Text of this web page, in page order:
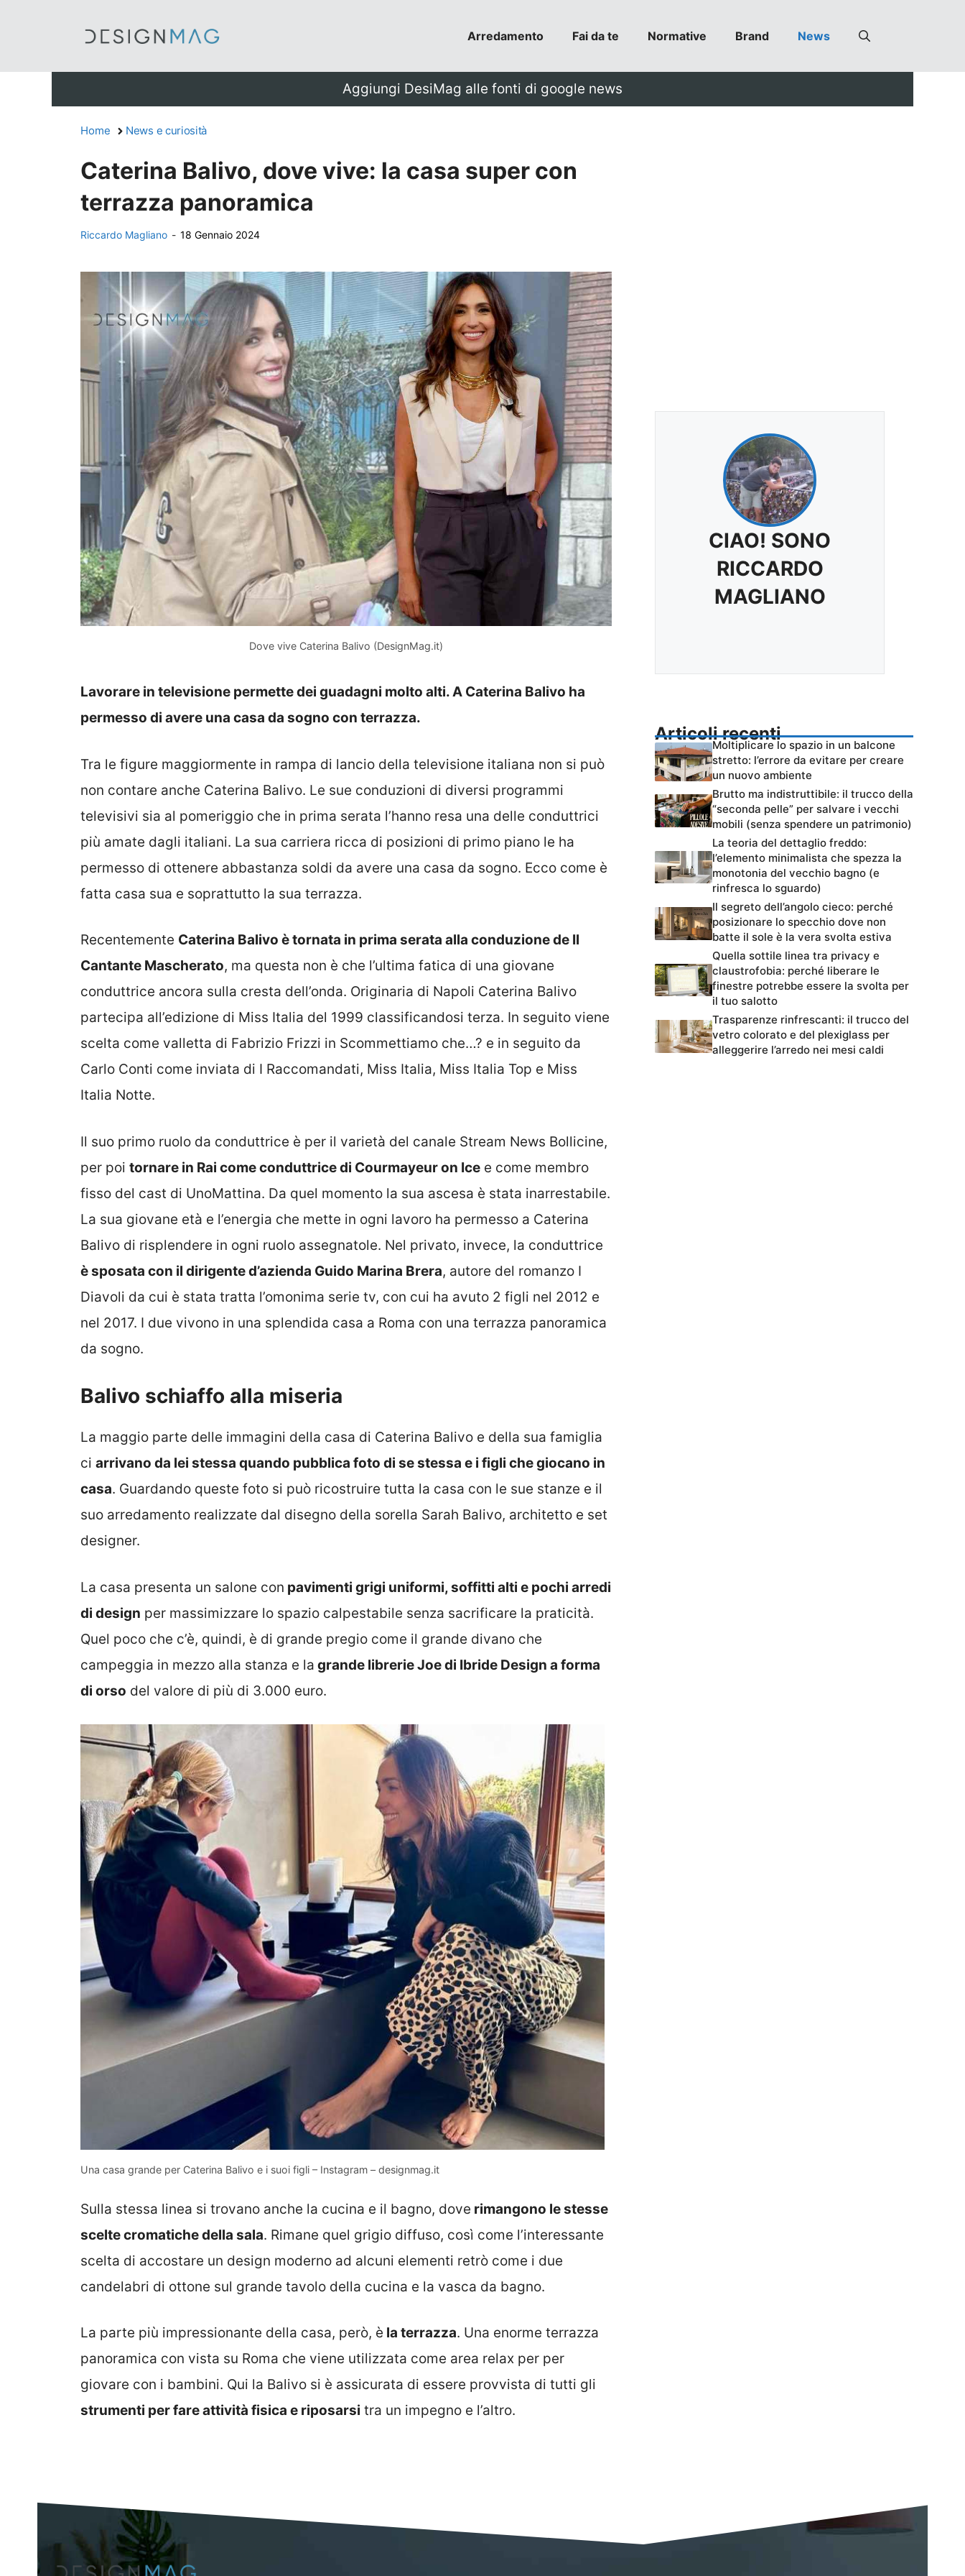
Arredamento Fai da te Normative Brand News
Aggiungi DesiMag alle fonti di google news
Home News e curiosità
Caterina Balivo, dove vive: la casa super con
terrazza panoramica
Riccardo Magliano - 18 Gennaio 2024
Dove vive Caterina Balivo (DesignMag.it)
Lavorare in televisione permette dei guadagni molto alti. A Caterina Balivo ha
permesso di avere una casa da sogno con terrazza.
Tra le figure maggiormente in rampa di lancio della televisione italiana non si può
non contare anche Caterina Balivo. Le sue conduzioni di diversi programmi
televisivi sia al pomeriggio che in prima serata l’hanno resa una delle conduttrici
più amate dagli italiani. La sua carriera ricca di posizioni di primo piano le ha
permesso di ottenere abbastanza soldi da avere una casa da sogno. Ecco come è
fatta casa sua e soprattutto la sua terrazza.
Recentemente Caterina Balivo è tornata in prima serata alla conduzione de Il
Cantante Mascherato, ma questa non è che l’ultima fatica di una giovane
conduttrice ancora sulla cresta dell’onda. Originaria di Napoli Caterina Balivo
partecipa all’edizione di Miss Italia del 1999 classificandosi terza. In seguito viene
scelta come valletta di Fabrizio Frizzi in Scommettiamo che…? e in seguito da
Carlo Conti come inviata di I Raccomandati, Miss Italia, Miss Italia Top e Miss
Italia Notte.
Il suo primo ruolo da conduttrice è per il varietà del canale Stream News Bollicine,
per poi tornare in Rai come conduttrice di Courmayeur on Ice e come membro
fisso del cast di UnoMattina. Da quel momento la sua ascesa è stata inarrestabile.
La sua giovane età e l’energia che mette in ogni lavoro ha permesso a Caterina
Balivo di risplendere in ogni ruolo assegnatole. Nel privato, invece, la conduttrice
è sposata con il dirigente d’azienda Guido Marina Brera, autore del romanzo I
Diavoli da cui è stata tratta l’omonima serie tv, con cui ha avuto 2 figli nel 2012 e
nel 2017. I due vivono in una splendida casa a Roma con una terrazza panoramica
da sogno.
Balivo schiaffo alla miseria
La maggio parte delle immagini della casa di Caterina Balivo e della sua famiglia
ci arrivano da lei stessa quando pubblica foto di se stessa e i figli che giocano in
casa. Guardando queste foto si può ricostruire tutta la casa con le sue stanze e il
suo arredamento realizzate dal disegno della sorella Sarah Balivo, architetto e set
designer.
La casa presenta un salone con pavimenti grigi uniformi, soffitti alti e pochi arredi
di design per massimizzare lo spazio calpestabile senza sacrificare la praticità.
Quel poco che c’è, quindi, è di grande pregio come il grande divano che
campeggia in mezzo alla stanza e la grande librerie Joe di Ibride Design a forma
di orso del valore di più di 3.000 euro.
Una casa grande per Caterina Balivo e i suoi figli – Instagram – designmag.it
Sulla stessa linea si trovano anche la cucina e il bagno, dove rimangono le stesse
scelte cromatiche della sala. Rimane quel grigio diffuso, così come l’interessante
scelta di accostare un design moderno ad alcuni elementi retrò come i due
candelabri di ottone sul grande tavolo della cucina e la vasca da bagno.
La parte più impressionante della casa, però, è la terrazza. Una enorme terrazza
panoramica con vista su Roma che viene utilizzata come area relax per per
giovare con i bambini. Qui la Balivo si è assicurata di essere provvista di tutti gli
strumenti per fare attività fisica e riposarsi tra un impegno e l’altro.
CIAO! SONO
RICCARDO
MAGLIANO
Articoli recenti
Moltiplicare lo spazio in un balcone
stretto: l’errore da evitare per creare
un nuovo ambiente
Brutto ma indistruttibile: il trucco della
“seconda pelle” per salvare i vecchi
mobili (senza spendere un patrimonio)
La teoria del dettaglio freddo:
l’elemento minimalista che spezza la
monotonia del vecchio bagno (e
rinfresca lo sguardo)
Il segreto dell’angolo cieco: perché
posizionare lo specchio dove non
batte il sole è la vera svolta estiva
Quella sottile linea tra privacy e
claustrofobia: perché liberare le
finestre potrebbe essere la svolta per
il tuo salotto
Trasparenze rinfrescanti: il trucco del
vetro colorato e del plexiglass per
alleggerire l’arredo nei mesi caldi